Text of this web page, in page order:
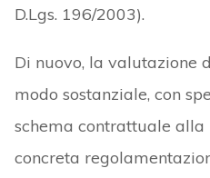
D.Lgs. 196/2003).
Di nuovo, la valutazione
modo sostanziale, con
schema contrattuale
concreta